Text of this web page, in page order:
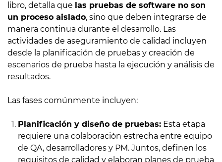
libro, detalla que las pruebas de software no son
un proceso aislado, sino que deben integrarse de
manera continua durante el desarrollo. Las
actividades de aseguramiento de calidad incluyen
desde la planificación de pruebas y creación de
escenarios de prueba hasta la ejecución y análisis de
resultados.
Las fases comúnmente incluyen:
Planificación y diseño de pruebas:Esta etapa
requiere una colaboración estrecha entre equipo
de QA, desarrolladores y PM. Juntos, definen los
requisitos de calidad y elaboran planes de prueba